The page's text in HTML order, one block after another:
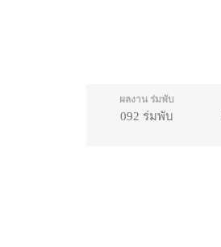
ผลงาน ร่มพับ
092 ร่มพับ